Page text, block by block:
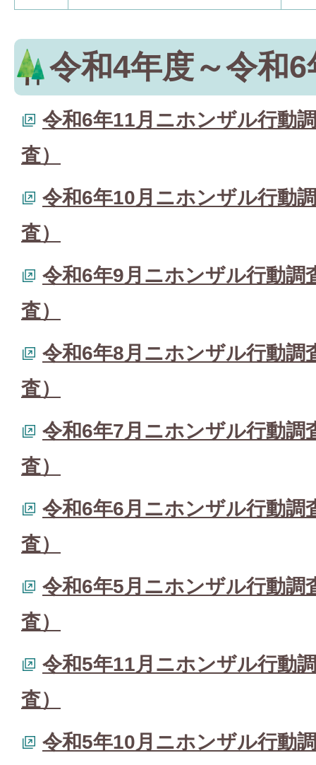
令和4年度～令和6
令和6年11月ニホンザル行動
査）
令和6年10月ニホンザル行動
査）
令和6年9月ニホンザル行動調
査）
令和6年8月ニホンザル行動調
査）
令和6年7月ニホンザル行動調
査）
令和6年6月ニホンザル行動調
査）
令和6年5月ニホンザル行動調
査）
令和5年11月ニホンザル行動
査）
令和5年10月ニホンザル行動